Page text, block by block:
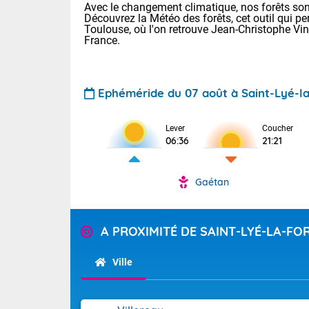
Pour la
Tendance
Avec le changement climatique, nos forêts
Découvrez la Météo des forêts, cet outil qui
Toulouse, où l'on retrouve Jean-Christophe
France.
Ephéméride du 07 août à Saint-Lyé-
Lever
06:36
Coucher
21:21
Gaétan
A PROXIMITÉ DE SAINT-LYÉ-LA-
Ville
Voici les
: 18/25 Paris
Clermont-
Lille : 18/26
Cet après-
Calme,
territoire.
mistral